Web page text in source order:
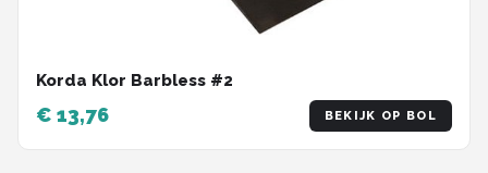
Korda Klor Barbless #2
€ 13,76 BEKIJK OP BOL